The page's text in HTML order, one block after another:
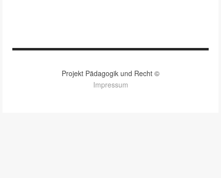
Projekt Pädagogik und Recht ©
Impressum